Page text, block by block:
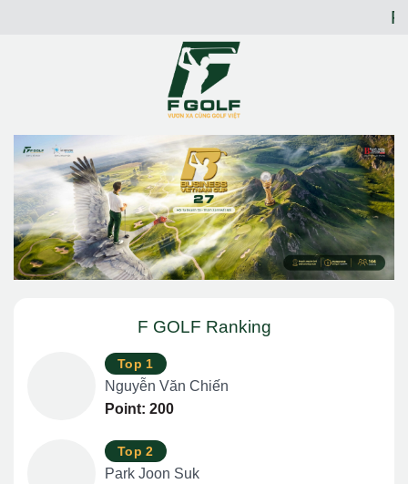
F
F GOLF Ranking
Top 1
Nguyễn Văn Chiến
Point: 200
Top 2
Park Joon Suk